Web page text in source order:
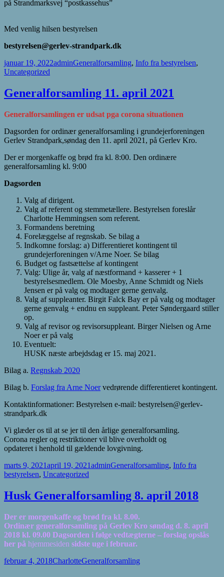
på Strandmarksvej “postkassehus”
Med venlig hilsen bestyrelsen
bestyrelsen@gerlev-strandpark.dk
Udgivet
i
januar 19, 2022Forfatter
adminKategorier
Generalforsamling, Info fra bestyrelsen,
Uncategorized
Generalforsamling 11. april 2021
Generalforsamlingen er udsat pga corona situationen
Dagsorden for ordinær generalforsamling i grundejerforeningen
Gerlev Strandpark,søndag den 11. april 2021, på Gerlev Kro.
Der er morgenkaffe og brød fra kl. 8:00. Den ordinære
generalforsamling kl. 9:00
Dagsorden
Valg af dirigent.
Valg af referent og stemmetællere. Bestyrelsen foreslår
Charlotte Hemmingsen som referent.
Formandens beretning
Forelæggelse af regnskab. Se bilag a
Indkomne forslag: a) Differentieret kontingent til
grundejerforeningen v/Arne Noer. Se bilag
Budget og fastsættelse af kontingent
Valg: Ulige år, valg af næstformand + kasserer + 1
bestyrelsesmedlem. Ole Moesby, Anne Schmidt og Niels
Jensen er på valg og modtager gerne genvalg.
Valg af suppleanter. Birgit Falck Bay er på valg og modtager
gerne genvalg + endnu en suppleant. Peter Søndergaard stiller
op.
Valg af revisor og revisorsuppleant. Birger Nielsen og Arne
Noer er på valg
Eventuelt:
HUSK næste arbejdsdag er 15. maj 2021.
Bilag a. Regnskab 2020
Bilag b. Forslag fra Arne Noervedrørende differentieret kontingent.
Kontaktinformationer: Bestyrelsen e-mail: bestyrelsen@gerlev-
strandpark.dk
Vi glæder os til at se jer til den årlige generalforsamling.
Corona regler og restriktioner vil blive overholdt og
opdateret i henhold til gældende lovgivning.
Udgivet
i
marts 9, 2021april 19, 2021Forfatter
adminKategorier
Generalforsamling, Info fra
bestyrelsen, Uncategorized
Husk Generalforsamling 8. april 2018
Der er morgenkaffe og brød fra kl. 8.00.
Ordinær generalforsamling på Gerlev Kro søndag d. 8. april
2018 kl. 09.00 Dagsorden i følge vedtægterne – forslag opslås
her på hjemmesiden sidste uge i februar.
Udgivet
februar 4, 2018Forfatter
CharlotteKategorier
Generalforsamling